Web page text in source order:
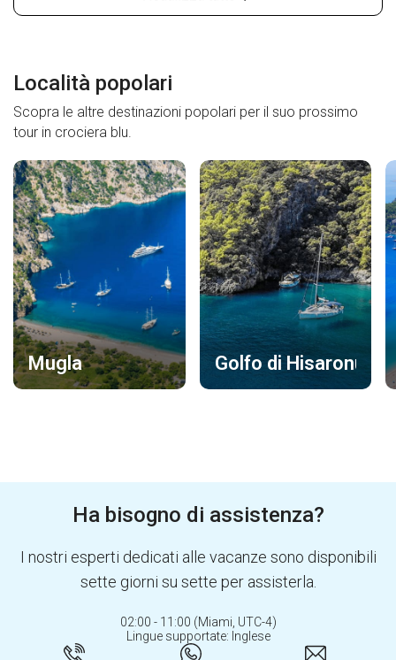
Località popolari
Scopra le altre destinazioni popolari per il suo prossimo
tour in crociera blu.
Mugla Golfo di Hisaronu
Ha bisogno di assistenza?
I nostri esperti dedicati alle vacanze sono disponibili
sette giorni su sette per assisterla.
02:00 - 11:00 (Miami, UTC-4)
Lingue supportate: Inglese